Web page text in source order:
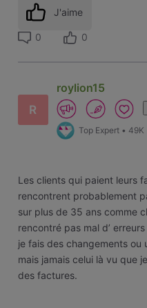
J'aime
0 0
R
roylion15
Top Expert • 49K
Les clients qui paient leurs
rencontrent probablement
sur plus de 35 ans comme
rencontré pas mal d’
je fais des changements ou
mais jamais celui là vu que
des factures.